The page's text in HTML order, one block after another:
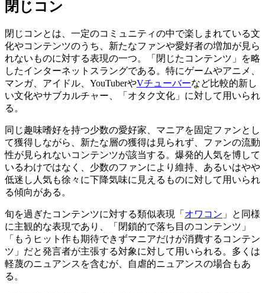
閉じコン
閉じコンとは、一定のコミュニティの中で楽しまれている文
化やコンテンツのうち、新たなファンや愛好者の増加が見ら
れないものに対する表現の一つ。「閉じたコンテンツ」を略
したインターネットスラングである。特にゲームやアニメ、
マンガ、アイドル、YouTuberやVチューバーなど比較的新し
い文化やサブカルチャー、「オタク文化」に対して用いられ
る。
同じ趣味嗜好を持つ少数の愛好家、マニアを固定ファンとし
て獲得しながら、新たな層の獲得は見られず、ファンの流動
性が見られないコンテンツが該当する。爆発的人気を博して
いるわけではなく、少数のファンにより維持、あるいはやや
低迷し人気も徐々に下降気味に見えるものに対して用いられ
る傾向がある。
旬を過ぎたコンテンツに対する類似表現「 オワコン 」と同様
に主観的な表現であり、「閉鎖的で落ち目のコンテンツ」
「もうヒット作も期待できずマニアだけが消費するコンテン
ツ」だと発言者が主張する対象に対して用いられる。多くは
軽蔑のニュアンスを含むが、自虐的ニュアンスの場合もあ
る。